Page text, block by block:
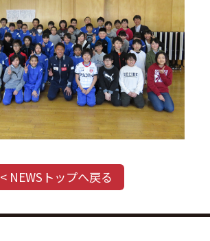
< NEWSトップへ戻る